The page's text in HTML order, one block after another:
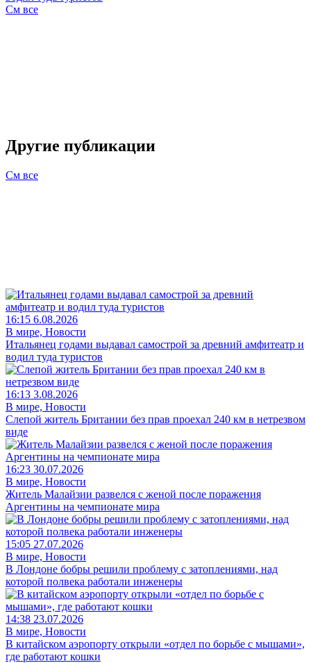
См все
Другие публикации
См все
16:15 6.08.2026
В мире, Новости
Итальянец годами выдавал самострой за древний амфитеатр и
водил туда туристов
16:13 3.08.2026
В мире, Новости
Слепой житель Британии без прав проехал 240 км в нетрезвом
виде
16:23 30.07.2026
В мире, Новости
Житель Малайзии развелся с женой после поражения
Аргентины на чемпионате мира
15:05 27.07.2026
В мире, Новости
В Лондоне бобры решили проблему с затоплениями, над
которой полвека работали инженеры
14:38 23.07.2026
В мире, Новости
В китайском аэропорту открыли «отдел по борьбе с мышами»,
где работают кошки